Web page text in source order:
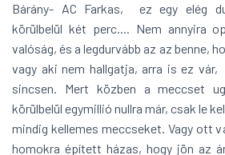
Bárány- AC Farkas, ez egy elég
körülbelül két perc.... Nem annyira
valóság, és a legdurvább az az benne,
vagy aki nem hallgatja, arra is ez
sincsen. Mert közben a meccset
körülbelül egymillió nullra már, csak le
mindig kellemes meccseket. Vagy ott
homokra épített házas, hogy jön az